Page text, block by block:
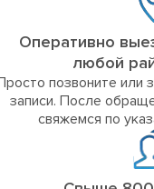
Оперативно
любой
позвоните или
записи. После
свяжемся по